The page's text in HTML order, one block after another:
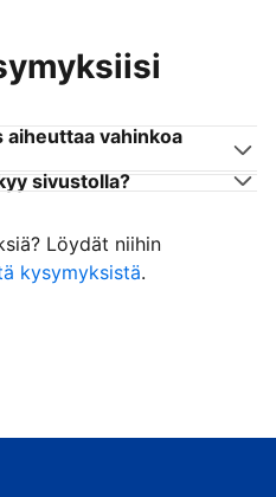
aiheuttaa vahinkoa
sivustolla?
Löydät niihin
kysymyksistä.